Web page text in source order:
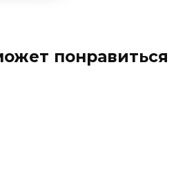
понравиться